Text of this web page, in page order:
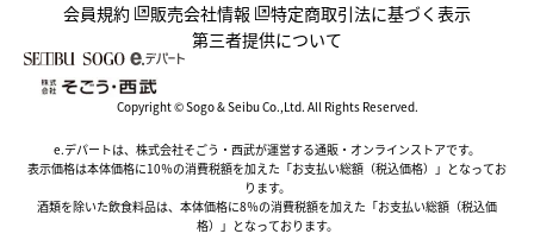
会員規約 販売会社情報
特定商取引法に基づく表示
第三者提供について
Copyright © Sogo & Seibu Co.,Ltd. All Rights Reserved.
e.デパートは、株式会社そごう・西武が運営する通販・オンラインストアです。
表示価格は本体価格に10％の消費税額を加えた「お支払い総額（税込価格）」となってお
ります。
酒類を除いた飲食料品は、本体価格に8％の消費税額を加えた「お支払い総額（税込価
格）」となっております。